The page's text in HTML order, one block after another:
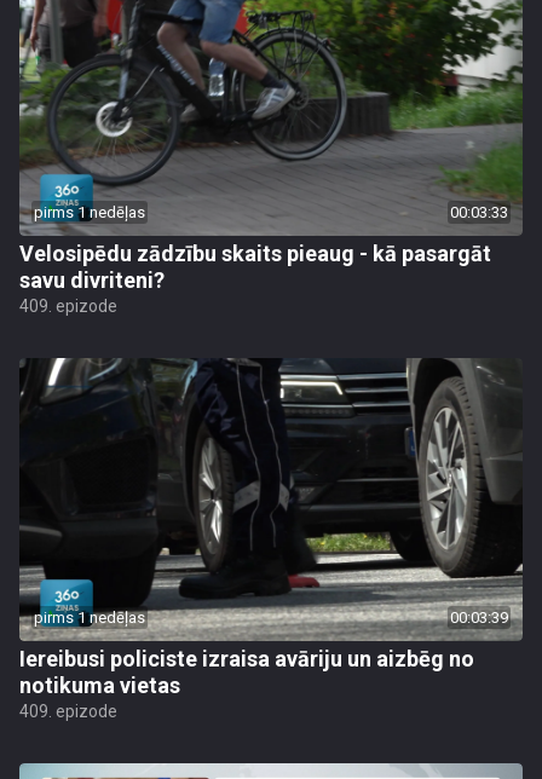
pirms 1 nedēļas 00:03:33
Velosipēdu zādzību skaits pieaug - kā pasargāt
savu divriteni?
409. epizode
pirms 1 nedēļas 00:03:39
Iereibusi policiste izraisa avāriju un aizbēg no
notikuma vietas
409. epizode